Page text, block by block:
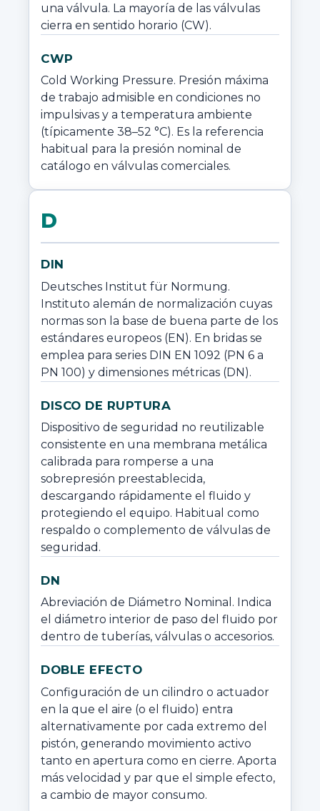
una válvula. La mayoría de las válvulas
cierra en sentido horario (CW).
CWP
Cold Working Pressure. Presión máxima
de trabajo admisible en condiciones no
impulsivas y a temperatura ambiente
(típicamente 38–52 °C). Es la referencia
habitual para la presión nominal de
catálogo en válvulas comerciales.
D
DIN
Deutsches Institut für Normung.
Instituto alemán de normalización cuyas
normas son la base de buena parte de los
estándares europeos (EN). En bridas se
emplea para series DIN EN 1092 (PN 6 a
PN 100) y dimensiones métricas (DN).
DISCO DE RUPTURA
Dispositivo de seguridad no reutilizable
consistente en una membrana metálica
calibrada para romperse a una
sobrepresión preestablecida,
descargando rápidamente el fluido y
protegiendo el equipo. Habitual como
respaldo o complemento de válvulas de
seguridad.
DN
Abreviación de Diámetro Nominal. Indica
el diámetro interior de paso del fluido por
dentro de tuberías, válvulas o accesorios.
DOBLE EFECTO
Configuración de un cilindro o actuador
en la que el aire (o el fluido) entra
alternativamente por cada extremo del
pistón, generando movimiento activo
tanto en apertura como en cierre. Aporta
más velocidad y par que el simple efecto,
a cambio de mayor consumo.